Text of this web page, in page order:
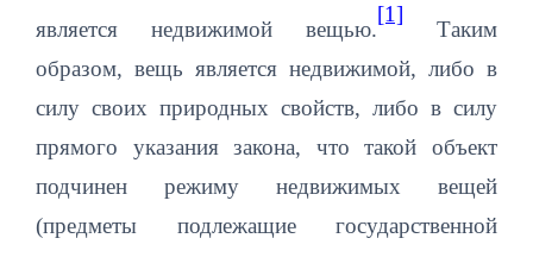
является недвижимой вещью.
[1]
Таким
образом, вещь является недвижимой, либо в
силу своих природных свойств, либо в силу
прямого указания закона, что такой объект
подчинен режиму недвижимых вещей
(предметы подлежащие государственной